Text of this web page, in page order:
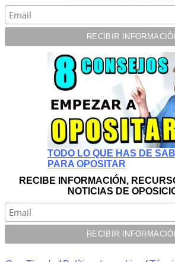
TODO LO QUE HAS DE
PARA OPOSITAR
RECIBE INFORMACIÓN,
NOTICIAS DE